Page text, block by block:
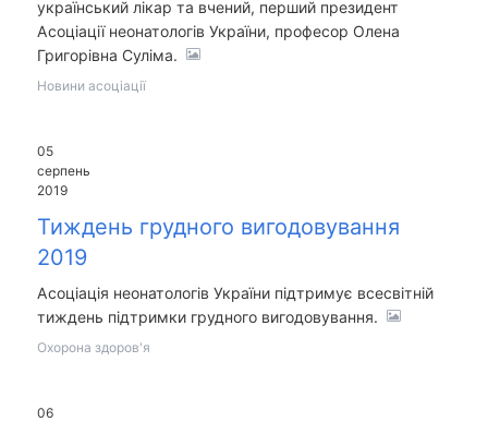
український лікар та вчений, перший президент
Асоціації неонатологів України, професор Олена
Григорівна Суліма.
Новини асоціації
05
серпень
2019
Тиждень грудного вигодовування
2019
Асоціація неонатологів України підтримує всесвітній
тиждень підтримки грудного вигодовування.
Охорона здоров'я
06